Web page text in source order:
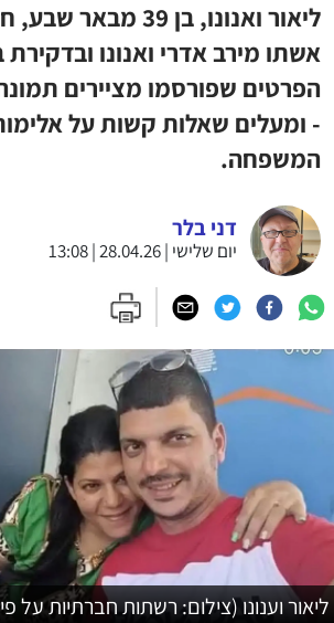
ליאור ואנונו, בן 39
הפרטים שפורסמו מציירים
- ומעלים שאלות קשות על
המשפחה.
דני בלר
יום שלישי | 28.04.26 | 13:08
ליאור וענונו (צילום: רשתות חברתיות על פי